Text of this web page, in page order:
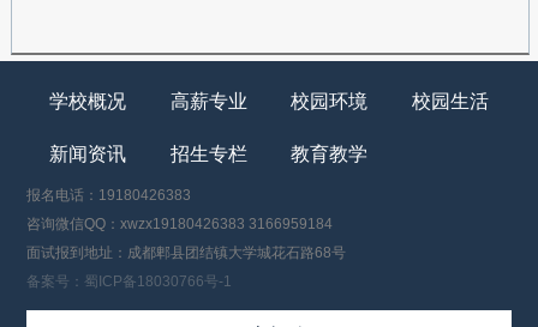
学校概况 高薪专业 校园环境 校园生活
新闻资讯 招生专栏 教育教学
报名电话：19180426383
咨询微信QQ：xwzx19180426383 3166959184
面试报到地址：成都郫县团结镇大学城花石路68号
备案号：蜀ICP备18030766号-1